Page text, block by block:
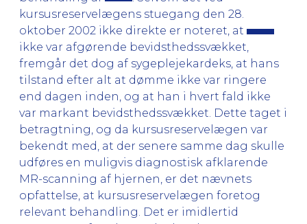
kursusreservelægens stuegang den 28.
oktober 2002 ikke direkte er noteret, at
ikke var afgørende bevidsthedssvækket,
fremgår det dog af sygeplejekardeks, at hans
tilstand efter alt at dømme ikke var ringere
end dagen inden, og at han i hvert fald ikke
var markant bevidsthedssvækket. Dette taget i
betragtning, og da kursusreservelægen var
bekendt med, at der senere samme dag skulle
udføres en muligvis diagnostisk afklarende
MR-scanning af hjernen, er det nævnets
opfattelse, at kursusreservelægen foretog
relevant behandling. Det er imidlertid